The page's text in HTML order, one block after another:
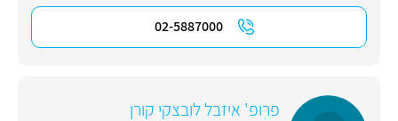
02-5887000
פרופ' איזבל לובצקי קורן